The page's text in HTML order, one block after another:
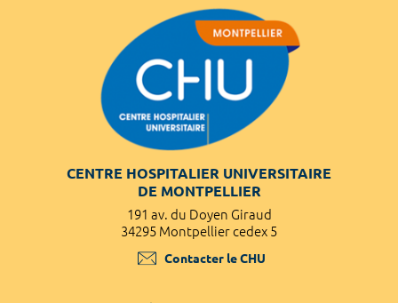
CENTRE HOSPITALIER UNIVERSITAIRE
DE MONTPELLIER
191 av. du Doyen Giraud
34295 Montpellier cedex 5
Contacter le CHU